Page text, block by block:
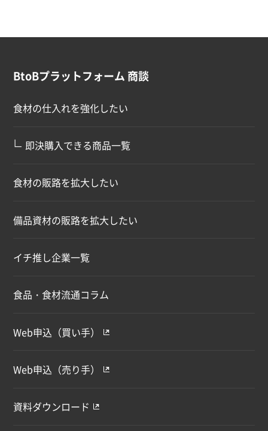
BtoBプラットフォーム 商談
食材の仕入れを強化したい
∟ 即決購入できる商品一覧
食材の販路を拡大したい
備品資材の販路を拡大したい
イチ推し企業一覧
食品・食材流通コラム
Web申込（買い手）
Web申込（売り手）
資料ダウンロード